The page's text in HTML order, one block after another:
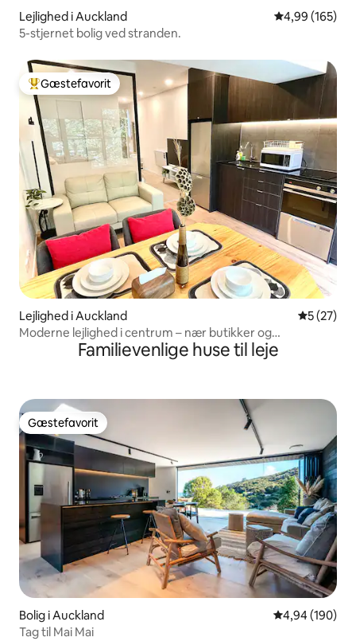
Lejlighed i Auckland 4,99 ud af 5 i
4,99 (165)
5-stjernet bolig ved stranden.
Bedste gæstefavorit
Gæstefavorit
Lejlighed i Auckland 5 ud af 5 i
5 (27)
Moderne lejlighed i centrum – nær butikker og
spisestederFamilievenlige huse til leje
Gæstefavorit
Gæstefavorit
Bolig i Auckland 4,94 ud af 5 i
4,94 (190)
Tag til Mai Mai